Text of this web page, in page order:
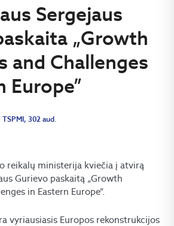
Sergejaus
„Growth
and Challenges
Europe”
302 aud.
reikalų ministerija kviečia į atvirą
Gurievo paskaitą „Growth
in Eastern Europe”.
vyriausiasis Europos rekonstrukcijos